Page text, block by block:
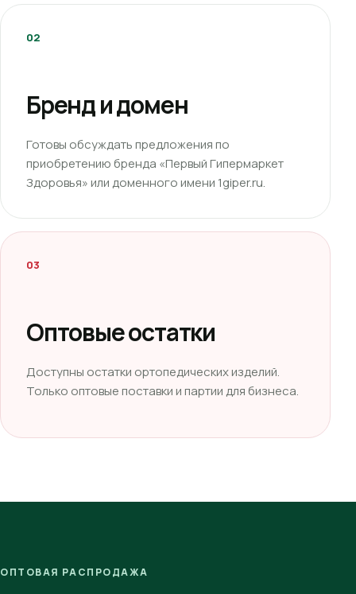
02
Бренд и домен
Готовы обсуждать предложения по
приобретению бренда «Первый Гипермаркет
Здоровья» или доменного имени 1giper.ru.
03
Оптовые остатки
Доступны остатки ортопедических изделий.
Только оптовые поставки и партии для бизнеса.
ОПТОВАЯ РАСПРОДАЖА